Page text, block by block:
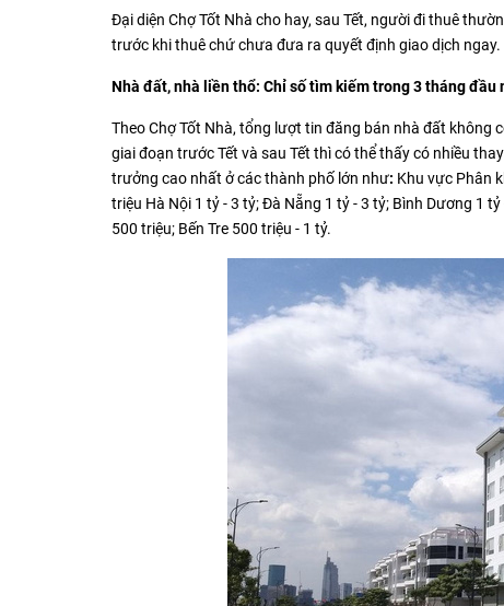
Đại diện Chợ Tốt Nhà cho hay, sau Tết, người đi thuê
trước khi thuê chứ chưa đưa ra quyết định giao dịch ngay.
Nhà đất, nhà liền thổ: Chỉ số tìm kiếm trong 3 tháng
Theo Chợ Tốt Nhà, tổng lượt tin đăng bán nhà đất không
giai đoạn trước Tết và sau Tết thì có thể thấy có nhiều
trưởng cao nhất ở các thành phố lớn như: Khu vực Phân
triệu Hà Nội 1 tỷ - 3 tỷ; Đà Nẵng 1 tỷ - 3 tỷ; Bình Dương 1
500 triệu; Bến Tre 500 triệu - 1 tỷ.